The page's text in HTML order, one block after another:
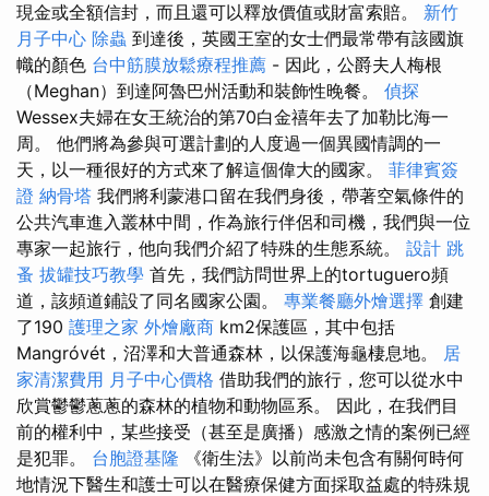
現金或全額信封，而且還可以釋放價值或財富索賠。 新竹
月子中心 除蟲 到達後，英國王室的女士們最常帶有該國旗
幟的顏色 台中筋膜放鬆療程推薦 - 因此，公爵夫人梅根
（Meghan）到達阿魯巴州活動和裝飾性晚餐。 偵探
Wessex夫婦在女王統治的第70白金禧年去了加勒比海一
周。 他們將為參與可選計劃的人度過一個異國情調的一
天，以一種很好的方式來了解這個偉大的國家。 菲律賓簽
證 納骨塔 我們將利蒙港口留在我們身後，帶著空氣條件的
公共汽車進入叢林中間，作為旅行伴侶和司機，我們與一位
專家一起旅行，他向我們介紹了特殊的生態系統。 設計 跳
蚤 拔罐技巧教學 首先，我們訪問世界上的tortuguero頻
道，該頻道鋪設了同名國家公園。 專業餐廳外燴選擇 創建
了190 護理之家 外燴廠商 km2保護區，其中包括
Mangróvét，沼澤和大普通森林，以保護海龜棲息地。 居
家清潔費用 月子中心價格 借助我們的旅行，您可以從水中
欣賞鬱鬱蔥蔥的森林的植物和動物區系。 因此，在我們目
前的權利中，某些接受（甚至是廣播）感激之情的案例已經
是犯罪。 台胞證基隆 《衛生法》以前尚未包含有關何時何
地情況下醫生和護士可以在醫療保健方面採取益處的特殊規